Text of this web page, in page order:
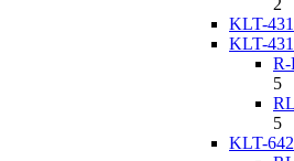
2
KLT-
KLT-
R-
5
5
KLT-